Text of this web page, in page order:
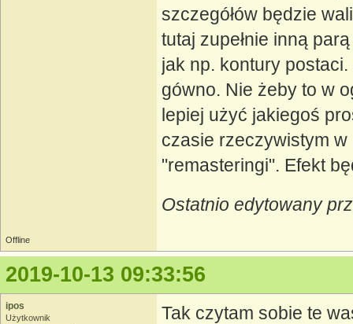
szczegółów będzie
tutaj zupełnie inną
jak np. kontury
gówno. Nie żeby to w
lepiej użyć jakiegoś
czasie rzeczywistym
"remasteringi". Efekt
Ostatnio edytowany
Offline
2019-10-13 09:33:56
ipos
Użytkownik
Tak czytam sobie te